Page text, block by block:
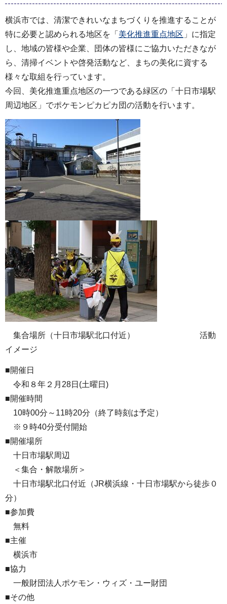
横浜市では、清潔できれいなまちづくりを推進することが
特に必要と認められる地区を「 美化推進重点地区 」に指定
し、地域の皆様や企業、団体の皆様にご協力いただきなが
ら、清掃イベントや啓発活動など、まちの美化に資する
様々な取組を行っています。
今回、美化推進重点地区の一つである緑区の「十日市場駅
周辺地区」でポケモンピカピカ団の活動を行います。
集合場所（十日市場駅北口付近） 活動
イメージ
■開催日
令和８年２月28日(土曜日)
■開催時間
10時00分～11時20分（終了時刻は予定）
※９時40分受付開始
■開催場所
十日市場駅周辺
＜集合・解散場所＞
十日市場駅北口付近（JR横浜線・十日市場駅から徒歩０
分）
■参加費
無料
■主催
横浜市
■協力
一般財団法人ポケモン・ウィズ・ユー財団
■その他